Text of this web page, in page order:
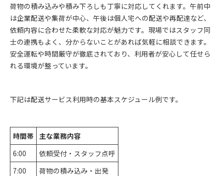
荷物の積み込みや積み下ろしも丁寧に対応してくれます。午前中
は企業配送や集荷が中心、午後は個人宅への配送や再配達など、
依頼内容に合わせた柔軟な対応が魅力です。現場ではスタッフ同
士の連携もよく、分からないことがあれば気軽に相談できます。
安全運転や時間厳守が徹底されており、利用者が安心して任せら
れる環境が整っています。
下記は配送サービス利用時の基本スケジュール例です。
時間帯
主な業務内容
6:00
依頼受付・スタッフ点呼
7:00
荷物の積み込み・出発